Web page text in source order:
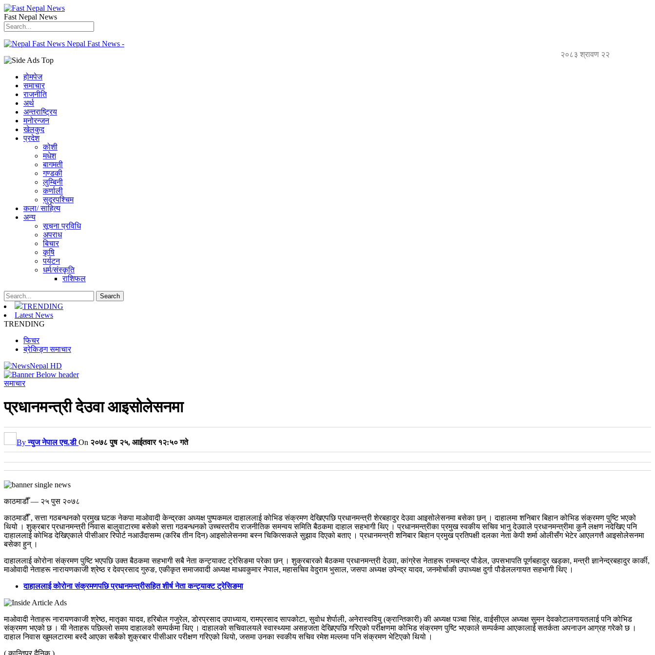
Fast Nepal News
Nepal Fast News -
२०८३ श्रावण २२
होमपेज
समाचार
राजनीति
अर्थ
अन्तराष्ट्रिय
मनोरन्जन
खेलकुद
प्रदेश
कोशी
मधेश
बागमती
गण्डकी
लुम्बिनी
कर्णाली
सुदूरपश्चिम
कला/ साहित्य
अन्य
सूचना प्रविधि
अपराध
बिचार
कृषि
पर्यटन
धर्म/संस्कृति
राशिफल
TRENDING
Latest News
TRENDING
फिचर
ब्रेकिङ्ग समाचार
समाचार
प्रधानमन्त्री देउवा आइसोलेसनमा
Byन्युज नेपाल एच.डी On २०७८ पुष २५, आईतवार १२:५० गते
काठमाडौँ — २५ पुस २०७८
काठमाडौँ , सत्ता गठबन्धनको प्रमुख घटक नेकपा माओवादी केन्द्रका अध्यक्ष पुष्पकमल दाहाललाई कोभिड संक्रमण देखिएपछि प्रधानमन्त्री शेरबहादुर देउवा आइसोलेसनमा बसेका छन् ।दाहालमा शनिबार बिहान कोभिड संक्रमण पुष्टि भएको
थियो । शुक्रबार प्रधानमन्त्री निवास बालुवाटारमा बसेको सत्ता गठबन्धनको उच्चस्तरीय राजनीतिक समन्वय समिति बैठकमा दाहाल सहभागी थिए । प्रधानमन्त्रीका प्रमुख स्वकीय सचिव भानु देउवाले प्रधानमन्त्रीमा कुनै लक्षण नदेखिए पनि
दाहाललाई कोभिड देखिएकाले पीसीआर रिपोर्ट नआउँदासम्म (करिब तीन दिन) आइसोलेसनमा बस्न चिकित्सकले सुझाव दिएको बताए । प्रधानमन्त्री शनिबार बिहान प्रमुख प्रतिपक्षी दलका नेता केपी शर्मा ओलीसँग भेटेर आएलगत्तै आइसोलेसनमा
बसेका हुन् ।
दाहाललाई कोरोना संक्रमण पुष्टि भएपछि उक्त बैठकमा सहभागी सबै नेता कन्ट्याक्ट ट्रेसिङमा परेका छन् । शुक्रबारको बैठकमा प्रधानमन्त्री देउवा, कांग्रेस नेताहरू रामचन्द्र पौडेल, उपसभापति पूर्णबहादुर खड्का, मन्त्री ज्ञानेन्द्रबहादुर कार्की,
माओवादी नेताहरू नारायणकाजी श्रेष्ठ र देवप्रसाद गुरुङ, एकीकृत समाजवादी अध्यक्ष माधवकुमार नेपाल, महासचिव वेदुराम भुसाल, जसपा अध्यक्ष उपेन्द्र यादव, जनमोर्चाकी उपाध्यक्ष दुर्गा पौडेललगायत सहभागी थिए ।
दाहाललाई कोरोना संक्रमणपछि प्रधानमन्त्रीसहित शीर्ष नेता कन्ट्याक्ट ट्रेसिङमा
माओवादी नेताहरू नारायणकाजी श्रेष्ठ, मातृका यादव, हरिबोल गजुरेल, डोरप्रसाद उपाध्याय, रामप्रसाद सापकोटा, सुवोध शेर्पाली, अनेरास्ववियु (क्रान्तिकारी) की अध्यक्ष पञ्चा सिंह, वाईसीएल अध्यक्ष सुमन देवकोटालगायतलाई पनि कोभिड
संक्रमण भएको छ । यी नेताहरू पछिल्लो समय दाहालको सम्पर्कमा थिए । दाहालको सचिवालयले स्वास्थ्यमा असहजता देखिएपछि गरिएको परीक्षणमा कोभिड संक्रमण पुष्टि भएकाले सम्पर्कमा आएकालाई सतर्कता अपनाउन आग्रह गरेको छ ।
दाहाल निवास खुमलटारमा बस्दै आएका सबैको शुक्रबार पीसीआर परीक्षण गरिएको थियो, जसमा उनका स्वकीय सचिव रमेश मल्लमा पनि संक्रमण भेटिएको थियो ।
( कान्तिपुर दैनिक )